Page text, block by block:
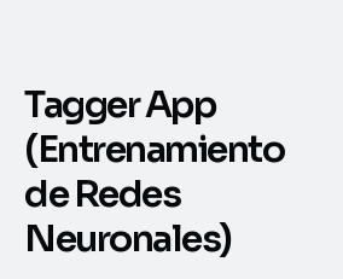
Tagger App
(Entrenamiento
de Redes
Neuronales)